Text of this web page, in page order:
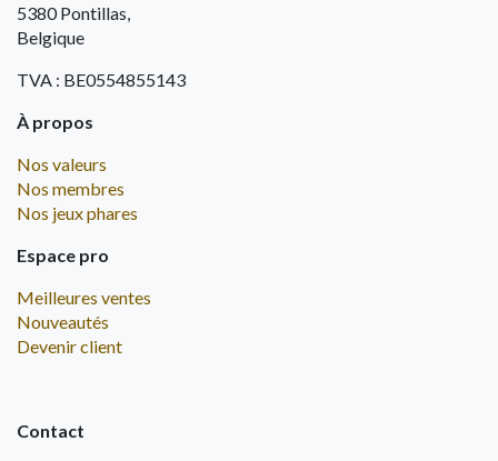
5380 Pontillas,
Belgique
TVA : BE0554855143
À propos
Nos valeurs
Nos membres
Nos jeux phares
Espace pro
Meilleures ventes
Nouveautés
Devenir client
Contact